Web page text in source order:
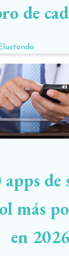
de
apps de
más
en 2026